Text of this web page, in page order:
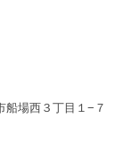
船場西３丁目１−７